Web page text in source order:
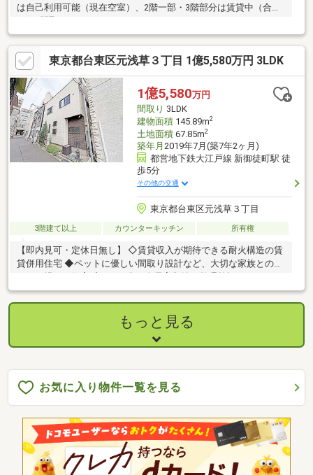
は自己利用可能（現在空室）、2階一部・3階部分は賃貸中（合計
東京都台東区元浅草３丁目 1億5,580万円 3LDK
1億5,580万円
間取り 3LDK
建物面積145.89m2
土地面積67.85m2
築年月 2019年7月(築7年2ヶ月)
都営地下鉄大江戸線 新御徒町駅 徒
歩5分
その他の交通
東京都台東区元浅草３丁目
3階建て以上 カウンターキッチン 所有権
【即内見可・定休日無し】 ◇賃貸収入が期待できる耐火構造の賃
貸併用住宅 ◆ペットに優しい間取り設計など、大切な家族との暮
収納設計
もっと見る
お気に入り物件一覧を見る